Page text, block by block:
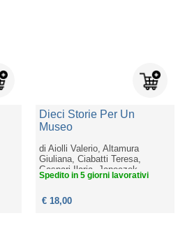
Dieci Storie Per Un
Museo
diAiolli Valerio, Altamura
Giuliana, Ciabatti Teresa,
Gaspari Ilaria, Janeczek
Helena, Siti Walter, Tuena
Straten Giorgio, Veronesi
Spedito in 5 giorni lavorativi
€ 18,00